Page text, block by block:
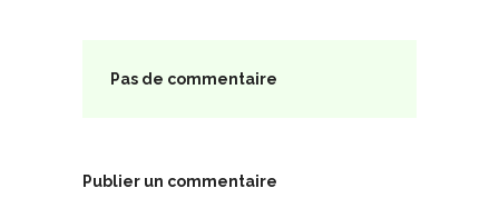
Pas de commentaire
Publier un commentaire